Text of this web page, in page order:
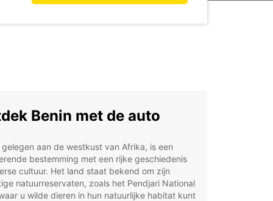
Benin met de auto
gelegen aan de westkust van Afrika, is een
bestemming met een rijke geschiedenis
cultuur. Het land staat bekend om zijn
natuurreservaten, zoals het Pendjari National
u wilde dieren in hun natuurlijke habitat kunt